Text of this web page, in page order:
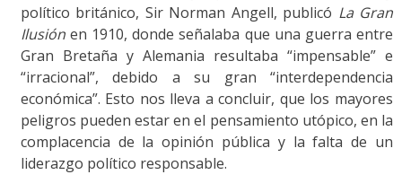
político británico, Sir Norman Angell, publicó La Gran
Ilusión en 1910, donde señalaba que una guerra entre
Gran Bretaña y Alemania resultaba “impensable” e
“irracional”, debido a su gran “interdependencia
económica”. Esto nos lleva a concluir, que los mayores
peligros pueden estar en el pensamiento utópico, en la
complacencia de la opinión pública y la falta de un
liderazgo político responsable.